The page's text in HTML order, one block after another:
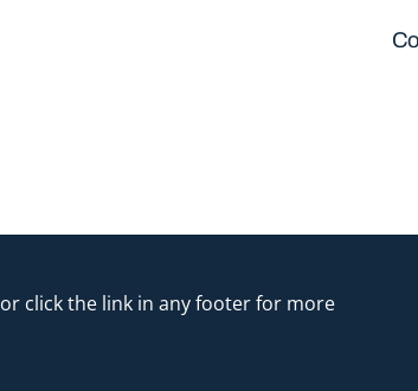
or click the link in any footer for more